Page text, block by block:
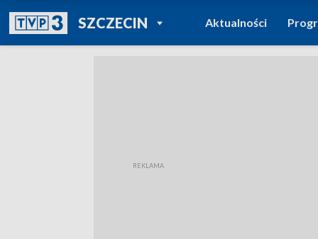
SZCZECINPOWRÓT DO
TVP REGIONY
Aktualności